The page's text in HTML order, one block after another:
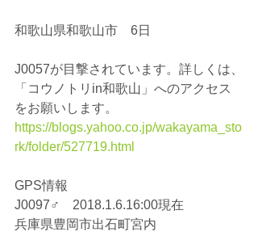
和歌山県和歌山市　6日
J0057が目撃されています。詳しくは、
「コウノトリin和歌山」へのアクセス
をお願いします。
https://blogs.yahoo.co.jp/wakayama_sto
rk/folder/527719.html
GPS情報
J0097♂　2018.1.6.16:00現在
兵庫県豊岡市出石町宮内